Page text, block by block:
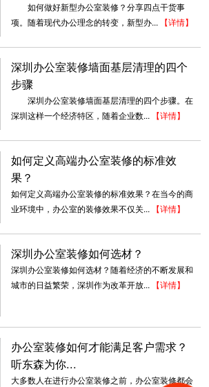
如何做好新型办公室装修？分享四点干货事
项。随着现代办公理念的转变，新型办... 【详情】
深圳办公室装修墙面基层清理的四个
步骤
深圳办公室装修墙面基层清理的四个步骤。在
深圳这样一个经济特区，随着企业数... 【详情】
如何定义高端办公室装修的标准效
果？
如何定义高端办公室装修的标准效果？在当今的商
业环境中，办公室的装修效果不仅关... 【详情】
深圳办公室装修如何选材？
深圳办公室装修如何选材？随着经济的不断发展和
城市的日益繁荣，深圳作为改革开放... 【详情】
办公室装修如何才能满足客户需求？
听东森为你...
大多数人在进行办公室装修之前，办公室装修都会
开放式办公室设计案例
2018-09-03
深圳写字楼办公室装修
2、深圳东森装饰是标准化成...
2018-07-30
深圳厂房办公室装修